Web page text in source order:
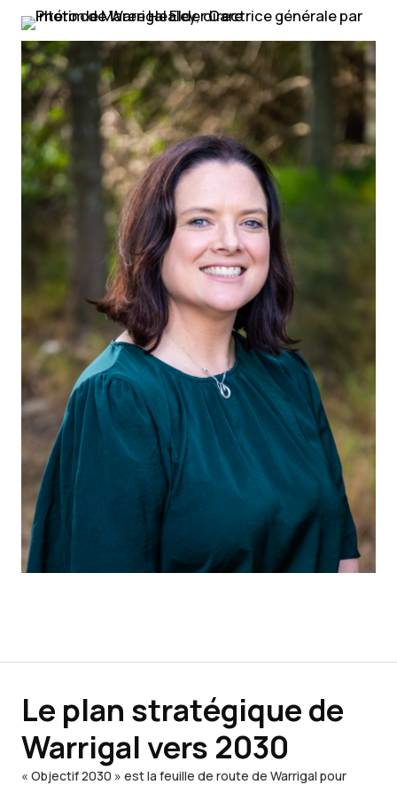
Le plan stratégique de
Warrigal vers 2030
« Objectif 2030 » est la feuille de route de Warrigal pour